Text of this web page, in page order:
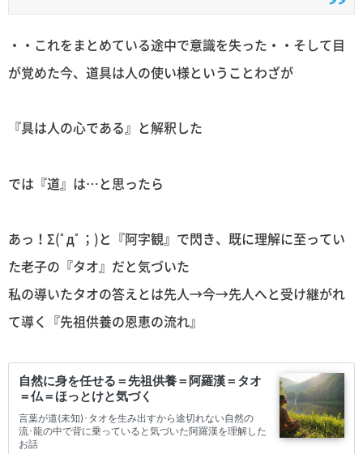
・・これをまとめている途中で意識を失った・・そして目
が覚めた今、道具は人の使い様ということわざが
『具は人の心である』と解釈した
では『道』は…と思ったら
あっ！Σ(ﾟдﾟ；)と『阿字観』で閃き、既に理解に至ってい
た老子の『タオ』だと気づいた
私の導いたタオの答えとは先人→今→先人へと受け継がれ
て導く『先祖供養の恩恵の流れ』